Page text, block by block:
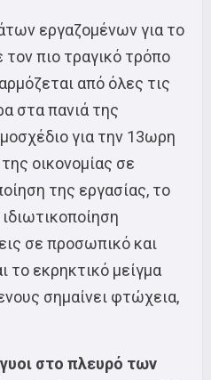
εργαζομένων για το
τον πιο τραγικό τρόπο
από όλες τις
στα πανιά της
για την 13ωρη
οικονομίας σε
της εργασίας, το
σε προσωπικό και
το εκρηκτικό μείγμα
σημαίνει φτώχεια,
στο πλευρό των